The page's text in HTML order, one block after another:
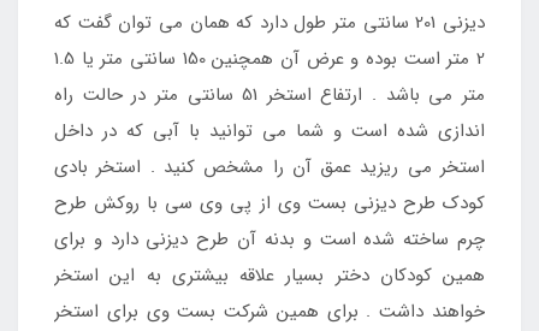
دیزنی 201 سانتی متر طول دارد که همان می توان گفت که
2 متر است بوده و عرض آن همچنین 150 سانتی متر یا 1.5
متر می باشد . ارتفاع استخر 51 سانتی متر در حالت راه
اندازی شده است و شما می توانید با آبی که در داخل
استخر می ریزید عمق آن را مشخص کنید . استخر بادی
کودک طرح دیزنی بست وی از پی وی سی با روکش طرح
چرم ساخته شده است و بدنه آن طرح دیزنی دارد و برای
همین کودکان دختر بسیار علاقه بیشتری به این استخر
خواهند داشت . برای همین شرکت بست وی برای استخر